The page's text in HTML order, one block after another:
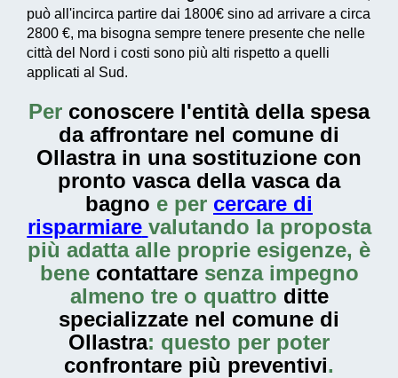
può all'incirca partire dai 1800€ sino ad arrivare a circa
2800 €, ma bisogna sempre tenere presente che nelle
città del Nord i costi sono più alti rispetto a quelli
applicati al Sud.
Per conoscere l'entità della spesa
da affrontare nel comune di
Ollastra in una sostituzione con
pronto vasca della vasca da
bagno e per cercare di
risparmiare valutando la proposta
più adatta alle proprie esigenze, è
bene contattaresenza impegno
almeno tre o quattro ditte
specializzate nel comune di
Ollastra: questo per poter
confrontare più preventivi.